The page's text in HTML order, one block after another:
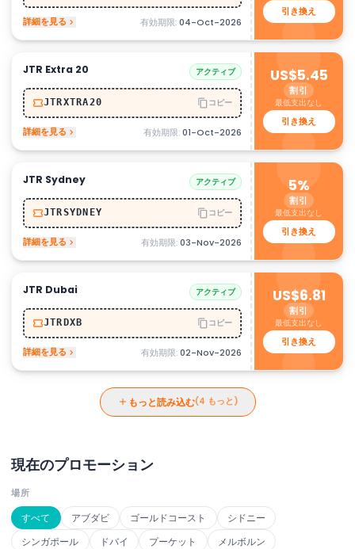
詳細を見る 有効期限:04-Oct-2026
引き換え
JTR Extra 20 アクティブ
JTRXTRA20 コピー
詳細を見る 有効期限:01-Oct-2026
US$5.45
割引
最低支出なし
引き換え
JTR Sydney アクティブ
JTRSYDNEY コピー
詳細を見る 有効期限:03-Nov-2026
5%
割引
最低支出なし
引き換え
JTR Dubai アクティブ
JTRDXB コピー
詳細を見る 有効期限:02-Nov-2026
US$6.81
割引
最低支出なし
引き換え
もっと読み込む(4 もっと)
現在のプロモーション
場所
すべて アブダビ ゴールドコースト
シドニー
シンガポール
ドバイ プーケット メルボルン